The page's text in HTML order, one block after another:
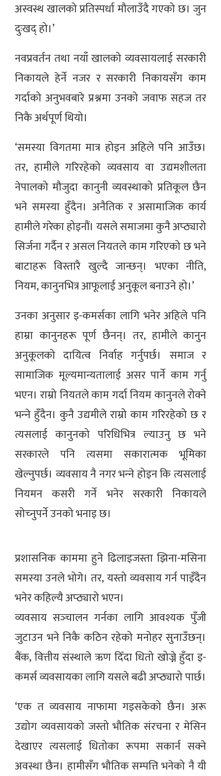
अस्वस्थ खालको प्रतिस्पर्धा मौलाउँदै गएको छ। जुन
दुःखद् हो।’
नवप्रवर्तन तथा नयाँ खालको व्यवसायलाई सरकारी
निकायले हेर्ने नजर र सरकारी निकायसँग काम
गर्दाको अनुभवबारे प्रश्नमा उनको जवाफ सहज तर
निकै अर्थपूर्ण थियो।
‘समस्या विगतमा मात्र होइन अहिले पनि आउँछ।
तर, हामीले गरिरहेको व्यवसाय वा उद्यमशीलता
नेपालको मौजुदा कानुनी व्यवस्थाको प्रतिकूल छैन
भने समस्या हुँदैन। अनैतिक र असामाजिक कार्य
हामीले गरेका होइनौं। यसले समाजमा कुनै अप्ठ्यारो
सिर्जना गर्दैन र असल नियतले काम गरिएको छ भने
बाटाहरू विस्तारै खुल्दै जान्छन्। भएका नीति,
नियम, कानुनभित्र आफूलाई अनुकूल बनाउने हो।’
उनका अनुसार इ-कमर्सका लागि भनेर अहिले पनि
हाम्रा कानुनहरू पूर्ण छैनन्। तर, हामीले कानुन
अनुकूलको दायित्व निर्वाह गर्नुपर्छ। समाज र
सामाजिक मूल्यमान्यतालाई असर पार्ने काम गर्नु
भएन। राम्रो नियतले काम गर्दा नियम कानुनले रोक्ने
भन्‍ने हुँदैन। कुनै उद्यमीले राम्रो काम गरिरहेको छ र
त्यसलाई कानुनको परिधिभित्र ल्याउनु छ भने
सरकारले पनि त्यसमा सकारात्मक भूमिका
खेल्नुपर्छ। व्यवसाय नै नगर भन्‍ने होइन कि त्यसलाई
नियमन कसरी गर्ने भनेर सरकारी निकायले
सोच्‍नुपर्ने उनको भनाइ छ।
प्रशासनिक काममा हुने ढिलाइजस्ता झिना-मसिना
समस्या उनले भोगे। तर, यस्तो व्यवसाय गर्न पाइँदैन
भनेर कहिल्यै अप्ठ्यारो भएन।
व्यवसाय सञ्‍चालन गर्नका लागि आवश्यक पुँजी
जुटाउन भने निकै कठिन रहेको मनोहर सुनाउँछन्।
बैंक, वित्तीय संस्थाले ऋण दिँदा धितो खोज्ने हुँदा इ-
कमर्स व्यवसायका लागि यसले बढी अप्ठ्यारो पार्छ।
‘एक त व्यवसाय नाफामा गइसकेको छैन। अरू
उद्योग व्यवसायको जस्तो भौतिक संरचना र मेसिन
देखाएर त्यसलाई धितोका रूपमा सकार्न सक्ने
अवस्था छैन। हामीसँग भौतिक सम्पत्ति भनेको नै यी